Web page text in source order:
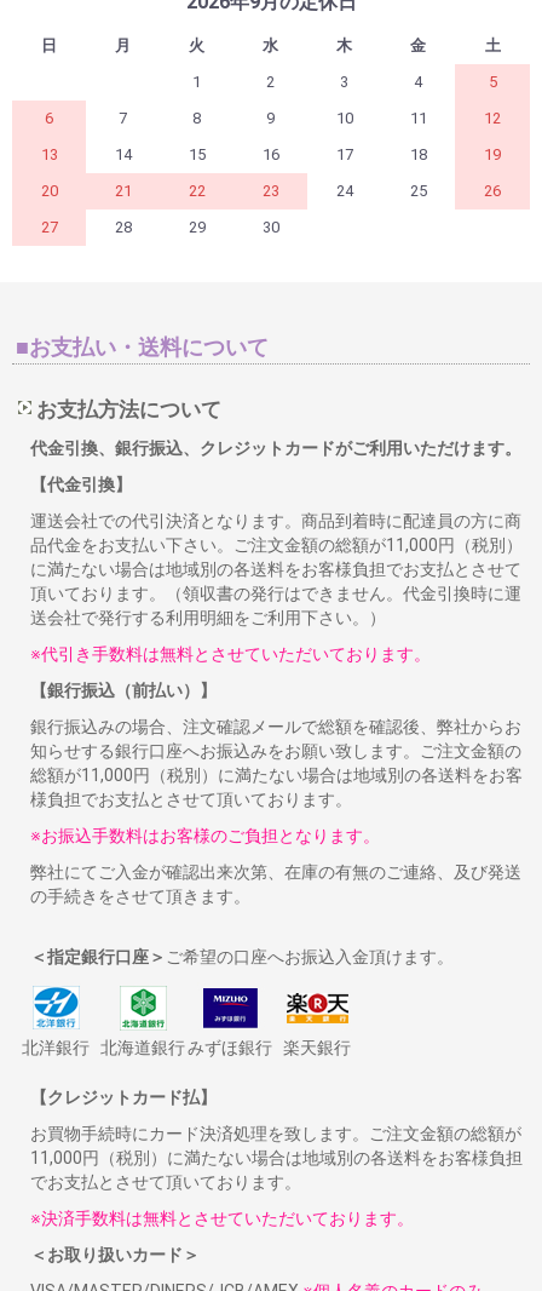
日 月 火 水 木 金
土
1
2 3 4
5
6
7 8 9 10 11
12
13
14 15 16 17 18
19
20
21 22 23 24 25
26
27
28 29 30
■お支払い・送料について
お支払方法について
代金引換、銀行振込、クレジットカードがご利用いただけます。
【代金引換】
運送会社での代引決済となります。商品到着時に配達員の方に商
品代金をお支払い下さい。ご注文金額の総額が11,000円（税別）
に満たない場合は地域別の各送料をお客様負担でお支払とさせて
頂いております。（領収書の発行はできません。代金引換時に運
送会社で発行する利用明細をご利用下さい。）
※代引き手数料は無料とさせていただいております。
【銀行振込（前払い）】
銀行振込みの場合、注文確認メールで総額を確認後、弊社からお
知らせする銀行口座へお振込みをお願い致します。ご注文金額の
総額が11,000円（税別）に満たない場合は地域別の各送料をお客
様負担でお支払とさせて頂いております。
※お振込手数料はお客様のご負担となります。
弊社にてご入金が確認出来次第、在庫の有無のご連絡、及び発送
の手続きをさせて頂きます。
＜指定銀行口座＞ ご希望の口座へお振込入金頂けます。
北洋銀行 北海道銀行みずほ銀行 楽天銀行
【クレジットカード払】
お買物手続時にカード決済処理を致します。ご注文金額の総額が
11,000円（税別）に満たない場合は地域別の各送料をお客様負担
でお支払とさせて頂いております。
※決済手数料は無料とさせていただいております。
＜お取り扱いカード＞